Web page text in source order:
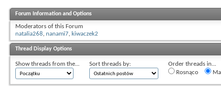
Forum Information and Options
Moderators of this Forum
natalia268, nanami7, kiwaczek2
Thread Display Options
Show threads from the... Sort threads by:
Order threads in...
Rosnąco